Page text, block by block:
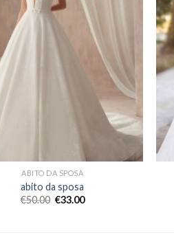
ABITO DA SPOSA
abito da sposa
€50.00 €33.00